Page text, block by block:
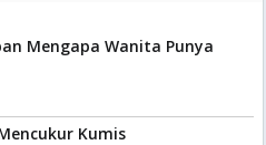
Mengapa Wanita Punya
Kumis